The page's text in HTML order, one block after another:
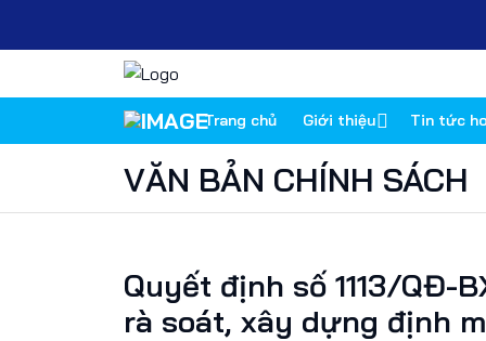
Trang chủ Giới thiệu Tin tức
VĂN BẢN CHÍNH SÁCH
Quyết định số 1113/QĐ-
rà soát, xây dựng định